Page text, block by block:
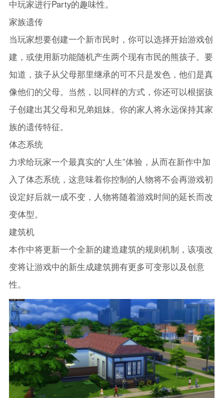
中玩家进行Party的趣味性。
家族遗传
当玩家想要创建一个新市民时，你可以选择开始游戏创
建，或使用新功能随机产生两个现有市民的熊孩子。要
知道，孩子从父母那里继承的可不只是发色，他们是真
像他们的父母。当然，以同样的方式，你还可以根据孩
子创建出其父母和兄弟姐妹。你的家人将永远保持其家
族的遗传特征。
体态系统
力求给玩家一个最真实的“人生”体验，从而在新作中加
入了体态系统，这意味着你控制的人物将不会再游戏初
设定好后就一成不变，人物将随着游戏时间的延长而改
变体型。
建筑机
本作中将更新一个全新的建造建筑的规则机制，该项改
变将让游戏中的新生成建筑拥有更多可变形以及创意
性。